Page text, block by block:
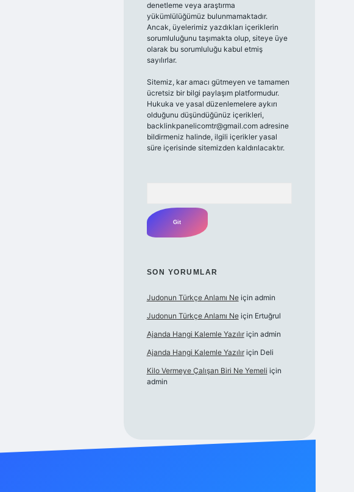
denetleme veya araştırma
yükümlülüğümüz bulunmamaktadır.
Ancak, üyelerimiz yazdıkları içeriklerin
sorumluluğunu taşımakta olup, siteye üye
olarak bu sorumluluğu kabul etmiş
sayılırlar.
Sitemiz, kar amacı gütmeyen ve tamamen
ücretsiz bir bilgi paylaşım platformudur.
Hukuka ve yasal düzenlemelere aykırı
olduğunu düşündüğünüz içerikleri,
backlinkpanelicomtr@gmail.comadresine
bildirmeniz halinde, ilgili içerikler yasal
süre içerisinde sitemizden kaldırılacaktır.
SON YORUMLAR
Judonun Türkçe Anlamı Neiçin admin
Judonun Türkçe Anlamı Neiçin Ertuğrul
Ajanda Hangi Kalemle Yazılıriçin admin
Ajanda Hangi Kalemle Yazılıriçin Deli
Kilo Vermeye Çalışan Biri Ne Yemeli için
admin